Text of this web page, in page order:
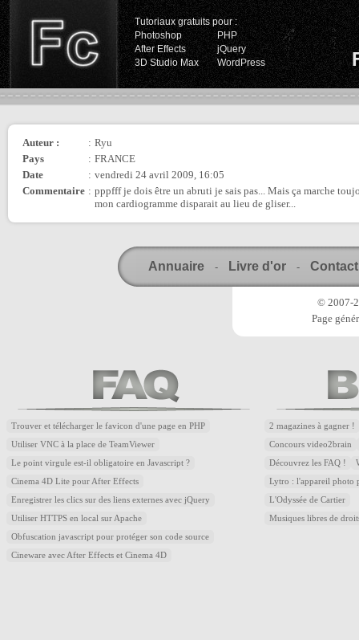
Tutoriaux gratuits pour :
Photoshop
PHP
After Effects
jQuery
3D Studio Max
WordPress
Auteur : : Ryu
Pays
: FRANCE
Date
: vendredi 24 avril 2009, 16:05
Commentaire : pppfff je dois être un abruti je sais pas... Mais ça marche
mon cardiogramme disparait au lieu de gliser...
Annuaire - Livre d'or - Contact
© 2007-
Page
Trouver et télécharger le favicon d'une page en PHP
Utiliser VNC à la place de TeamViewer
Le point virgule est-il obligatoire en Javascript ?
Cinema 4D Lite pour After Effects
Enregistrer les clics sur des liens externes avec jQuery
Utiliser HTTPS en local sur Apache
Obfuscation javascript pour protéger son code source
Cineware avec After Effects et Cinema 4D
2 magazines à gagner !
Concours video2brain
Découvrez les FAQ !
Lytro : l'appareil photo
L'Odyssée de Cartier
Musiques libres de